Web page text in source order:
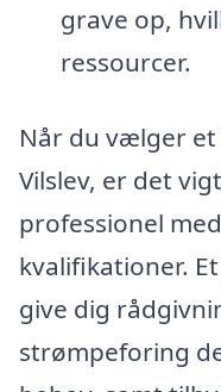
grave op,
ressourcer.
Når du vælger
Vilslev, er det
professionel
kvalifikationer.
give dig
strømpeforing